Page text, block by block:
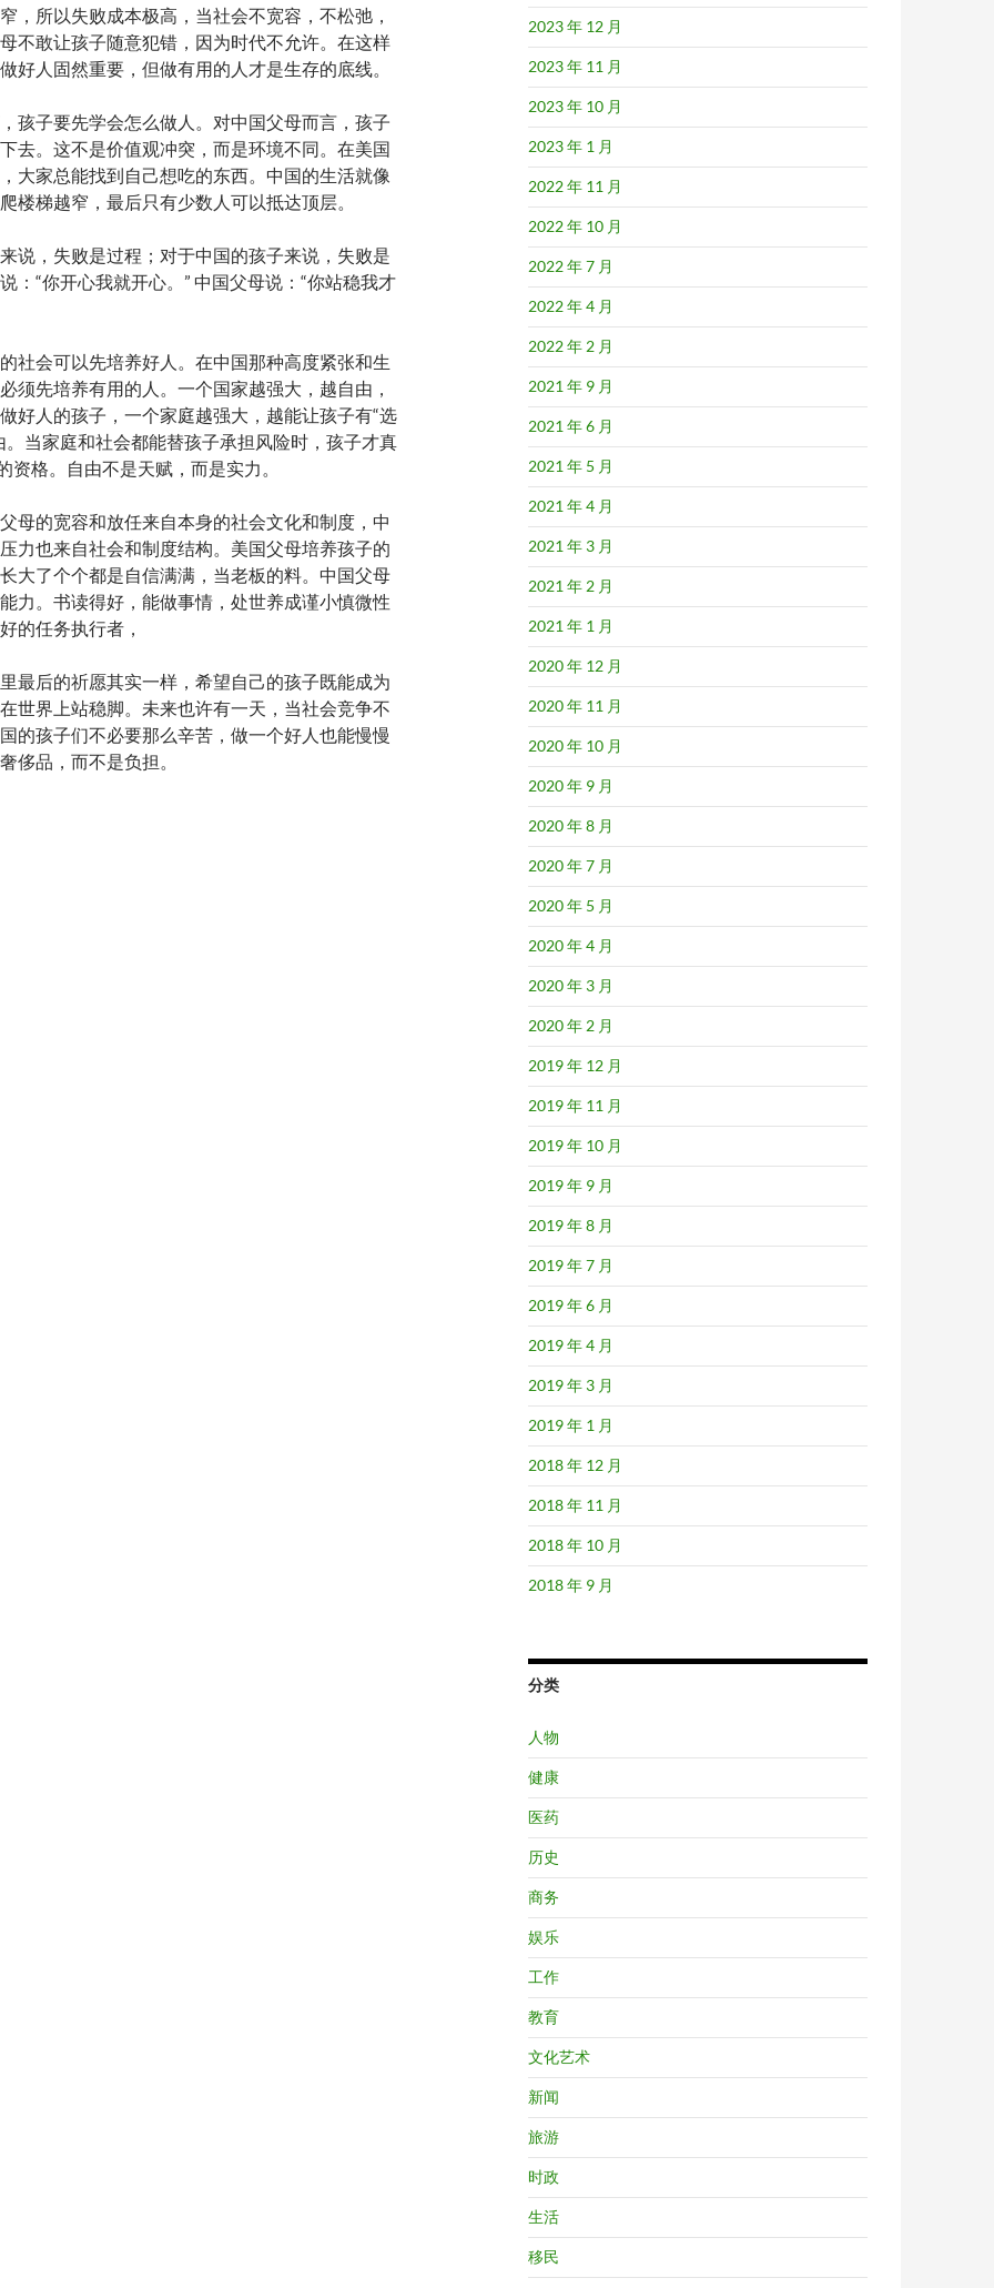
，所以失败成本极高，当社会不宽容，不松弛，
不敢让孩子随意犯错，因为时代不允许。在这样
好人固然重要，但做有用的人才是生存的底线。
孩子要先学会怎么做人。对中国父母而言，孩子
去。这不是价值观冲突，而是环境不同。在美国
大家总能找到自己想吃的东西。中国的生活就像
楼梯越窄，最后只有少数人可以抵达顶层。
说，失败是过程；对于中国的孩子来说，失败是
：“你开心我就开心。” 中国父母说：“你站稳我才
社会可以先培养好人。在中国那种高度紧张和生
须先培养有用的人。一个国家越强大，越自由，
好人的孩子，一个家庭越强大，越能让孩子有“选
。当家庭和社会都能替孩子承担风险时，孩子才真
资格。自由不是天赋，而是实力。
母的宽容和放任来自本身的社会文化和制度，中
力也来自社会和制度结构。美国父母培养孩子的
大了个个都是自信满满，当老板的料。中国父母
力。书读得好，能做事情，处世养成谨小慎微性
的任务执行者，
最后的祈愿其实一样，希望自己的孩子既能成为
世界上站稳脚。未来也许有一天，当社会竞争不
的孩子们不必要那么辛苦，做一个好人也能慢慢
侈品，而不是负担。
2023 年 12 月
2023 年 11 月
2023 年 10 月
2023 年 1 月
2022 年 11 月
2022 年 10 月
2022 年 7 月
2022 年 4 月
2022 年 2 月
2021 年 9 月
2021 年 6 月
2021 年 5 月
2021 年 4 月
2021 年 3 月
2021 年 2 月
2021 年 1 月
2020 年 12 月
2020 年 11 月
2020 年 10 月
2020 年 9 月
2020 年 8 月
2020 年 7 月
2020 年 5 月
2020 年 4 月
2020 年 3 月
2020 年 2 月
2019 年 12 月
2019 年 11 月
2019 年 10 月
2019 年 9 月
2019 年 8 月
2019 年 7 月
2019 年 6 月
2019 年 4 月
2019 年 3 月
2019 年 1 月
2018 年 12 月
2018 年 11 月
2018 年 10 月
2018 年 9 月
分类
人物
健康
医药
历史
商务
娱乐
工作
教育
文化艺术
新闻
旅游
时政
生活
移民